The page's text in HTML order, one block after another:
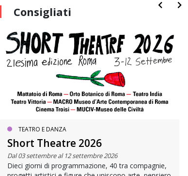
Consigliati
TEATRO E DANZA
Short Theatre 2026
Dal 03 settembre al 12 settembre 2026
Dieci giorni di programmazione, 40 tra compagnie,